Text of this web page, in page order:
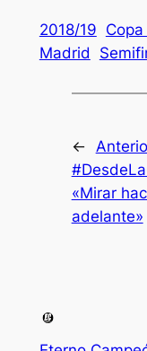
2018/19
Madrid
←
«Mirar
adelante»